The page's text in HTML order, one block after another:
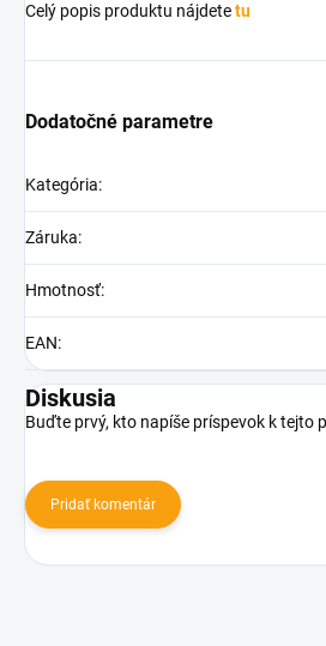
Celý popis produktu nájdetetu
Dodatočné parametre
Kategória:
Záruka:
Hmotnosť:
EAN:
Diskusia
Buďte prvý, kto napíše príspevok k tejto
Pridať komentár